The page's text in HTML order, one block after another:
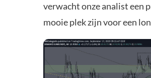
verwacht onze analist een
mooie plek zijn voor een